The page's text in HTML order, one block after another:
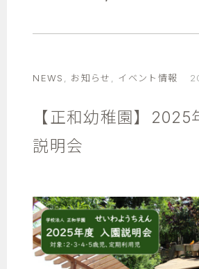
NEWS お知らせ イベント情報
【正和幼稚園】2025
説明会